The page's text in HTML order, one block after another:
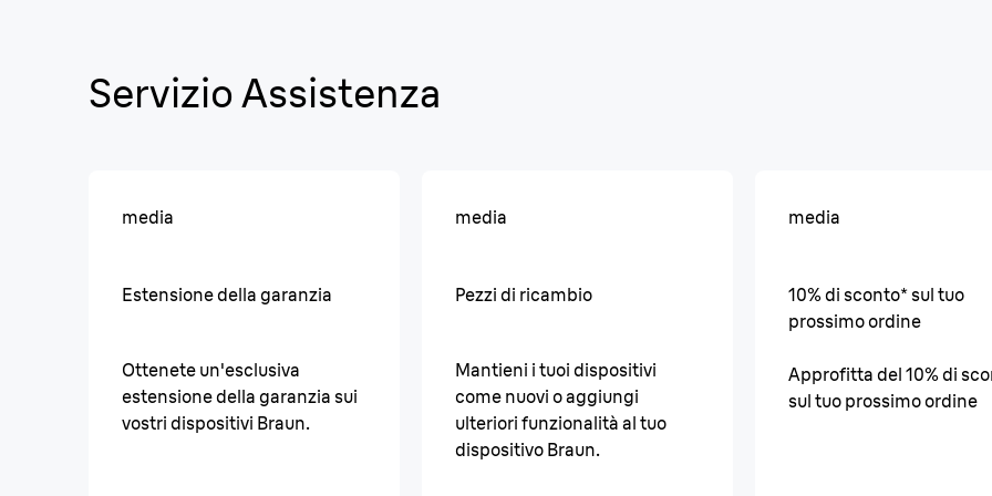
Servizio Assistenza
media
Estensione della garanzia
Ottenete un'esclusiva
estensione della garanzia sui
vostri dispositivi Braun.
media
Pezzi di ricambio
Mantieni i tuoi dispositivi
come nuovi o aggiungi
ulteriori funzionalità al tuo
dispositivo Braun.
media
10% di sconto* sul tuo
prossimo ordine
Approfitta del 10% di
sul tuo prossimo ordine